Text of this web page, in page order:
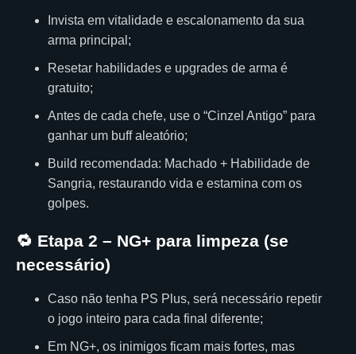
Invista em vitalidade e escalonamento da sua
arma principal;
Resetar habilidades e upgrades de arma é
gratuito;
Antes de cada chefe, use o “Cinzel Antigo” para
ganhar um buff aleatório;
Build recomendada: Machado + Habilidade de
Sangria, restaurando vida e estamina com os
golpes.
🔁 Etapa 2 – NG+ para limpeza (se
necessário)
Caso não tenha PS Plus, será necessário repetir
o jogo inteiro para cada final diferente;
Em NG+, os inimigos ficam mais fortes, mas